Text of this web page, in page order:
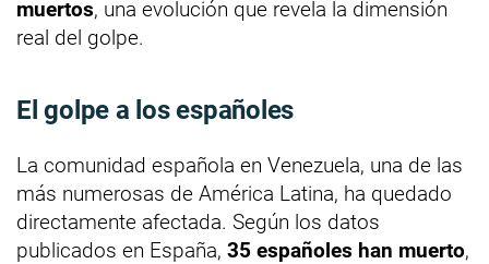
muertos, una evolución que revela la dimensión
real del golpe.
El golpe a los españoles
La comunidad española en Venezuela, una de las
más numerosas de América Latina, ha quedado
directamente afectada. Según los datos
publicados en España, 35 españoles han muerto,